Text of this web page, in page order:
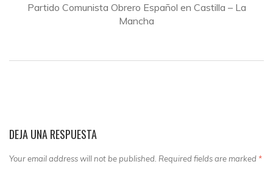
Partido Comunista Obrero Español en Castilla – La
Mancha
DEJA UNA RESPUESTA
Your email address will not be published. Required fields are marked *